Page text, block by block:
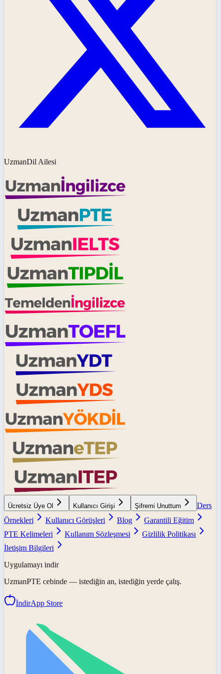
UzmanDil Ailesi
Ücretsiz Üye Ol Kullanıcı Girişi Şifremi Unuttum
Ders
Örnekleri
Kullanıcı Görüşleri Blog
Garantili Eğitim
PTE Kelimeleri
Kullanım Sözleşmesi
Gizlilik Politikası
İletişim Bilgileri
Uygulamayı indir
UzmanPTE cebinde — istediğin an, istediğin yerde çalış.
İndirApp Store